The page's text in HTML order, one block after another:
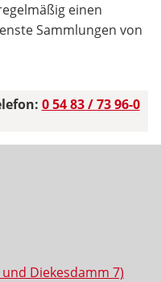
einen
Sammlungen von
0 54 83 / 73 96-0
Diekesdamm 7)